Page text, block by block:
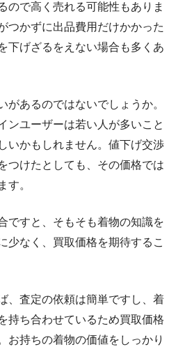
ので高く売れる可能性もありま
つかずに出品費用だけかかった
下げざるをえない場合も多くあ
があるのではないでしょうか。
ンユーザーは若い人が多いこと
いかもしれません。値下げ交渉
つけたとしても、その価格では
す。
ですと、そもそも着物の知識を
少なく、買取価格を期待するこ
、査定の依頼は簡単ですし、着
持ち合わせているため買取価格
お持ちの着物の価値をしっかり